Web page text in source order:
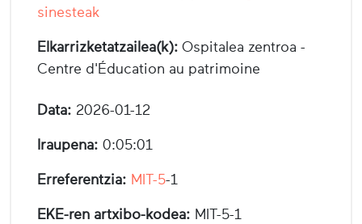
sinesteak
Elkarrizketatzailea(k): Ospitalea zentroa -
Centre d'Éducation au patrimoine
Data: 2026-01-12
Iraupena: 0:05:01
Erreferentzia: MIT-5-1
EKE-ren artxibo-kodea: MIT-5-1